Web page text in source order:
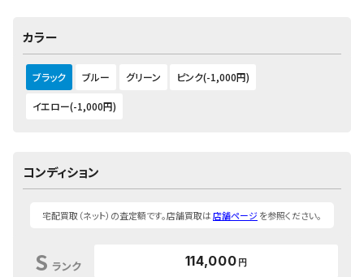
カラー
ブラック ブルー グリーン ピンク(-1,000円)
イエロー(-1,000円)
コンディション
宅配買取（ネット）の査定額です。店舗買取は店舗ページを参照ください。
S ランク 114,000 円